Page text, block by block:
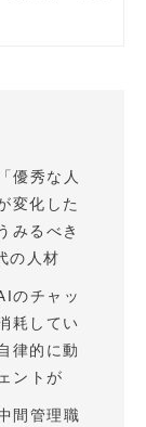
優秀な人
変化した
みるべき
人材
のチャッ
耗してい
律的に動
ントが
間管理職